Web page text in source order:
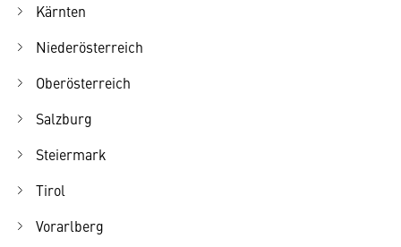
Kärnten
Niederösterreich
Oberösterreich
Salzburg
Steiermark
Tirol
Vorarlberg